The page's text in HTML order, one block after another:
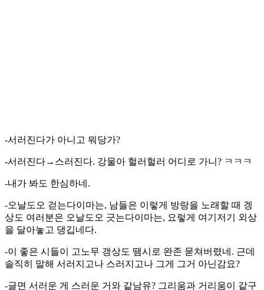
-서러진다가 아니고 뭐당가?
-서러진다→스러진다. 강물아 헐러헐러 어디로 가니? ㅋㅋㅋ
-내가 봐도 한심하네.
-오날도오 걷는다이마는, 남들은 이렇게 방랑을 노래할 때 겡
상도 여러분은 오날도오 긋는다이마는, 요렇게 여기저기 외상
을 달아놓고 댕깁네다.
-이 좋은 시들이 고노무 갱상도 땜시로 완존 묻쳐버렸네. 근데
솔직히 말해 서러지고나 스러지고나 그게 그거 아닌감요?
-글면 서러운 게 스러운 거와 같남유? 그리움과 거리움이 같구